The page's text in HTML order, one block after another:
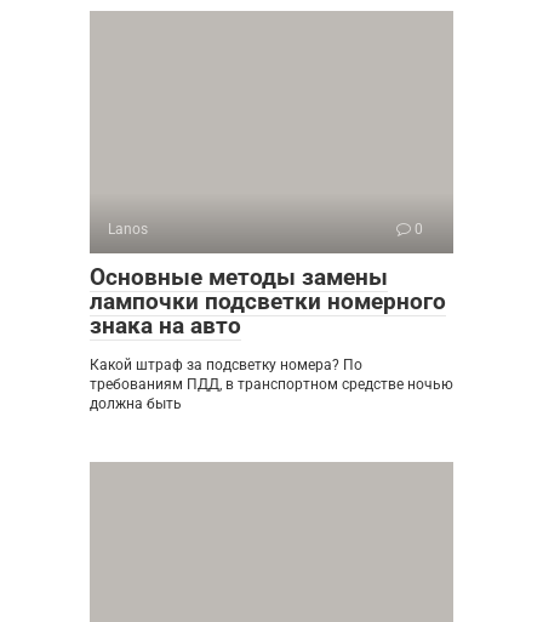
Lanos 0
Основные методы замены
лампочки подсветки номерного
знака на авто
Какой штраф за подсветку номера? По
требованиям ПДД, в транспортном средстве ночью
должна быть